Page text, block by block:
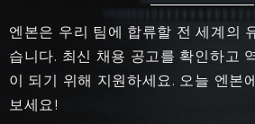
엔본은 우리 팀에 합류할 전 세계의
습니다. 최신 채용 공고를 확인하고
이 되기 위해 지원하세요. 오늘 엔본
보세요!